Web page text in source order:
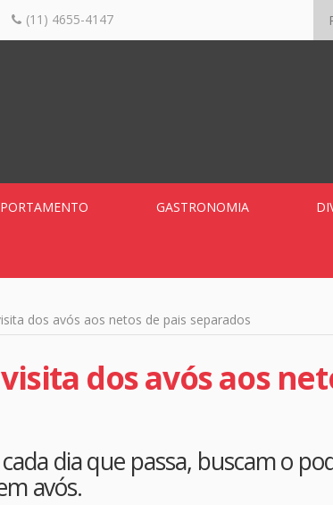
(11) 4655-4147
GASTRONOMIA
dos avós aos netos de pais separados
dos avós aos
dia que passa, buscam o
avós.